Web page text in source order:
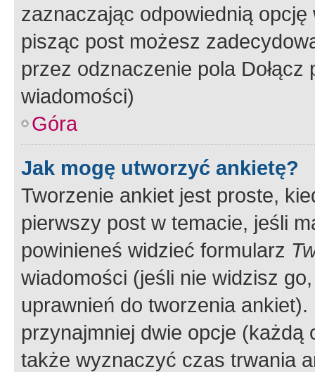
zaznaczając odpowiednią
pisząc post możesz
przez odznaczenie pola
wiadomości)
Góra
Jak mogę utworzyć ankietę?
Tworzenie ankiet jest proste,
pierwszy post w temacie, jeśli
powinieneś widzieć formularz
wiadomości (jeśli nie widzisz
uprawnień do tworzenia
przynajmniej dwie opcje
także wyznaczyć czas trwania